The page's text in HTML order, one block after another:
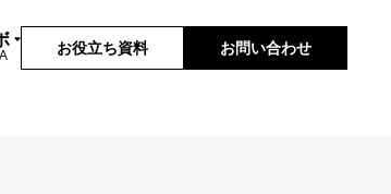
お役立ち資料 お問い合わせ